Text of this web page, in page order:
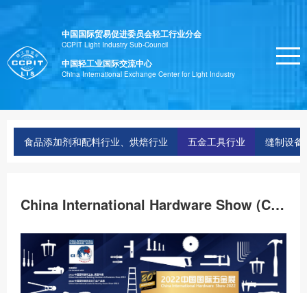
中国国际贸易促进委员会轻工行业分会
CCPIT Light Industry Sub-Council
中国轻工业国际交流中心
China International Exchange Center for Light Industry
食品添加剂和配料行业、烘焙行业 五金工具行业 缝制设备
China International Hardware Show (CIHS)